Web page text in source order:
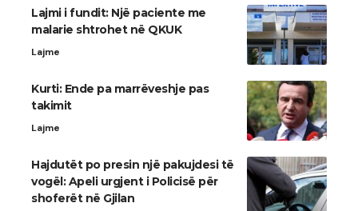
Lajmi i fundit: Një paciente me
malarie shtrohet në QKUK
Lajme
Kurti: Ende pa marrëveshje pas
takimit
Lajme
Hajdutët po presin një pakujdesi të
vogël: Apeli urgjent i Policisë për
shoferët në Gjilan